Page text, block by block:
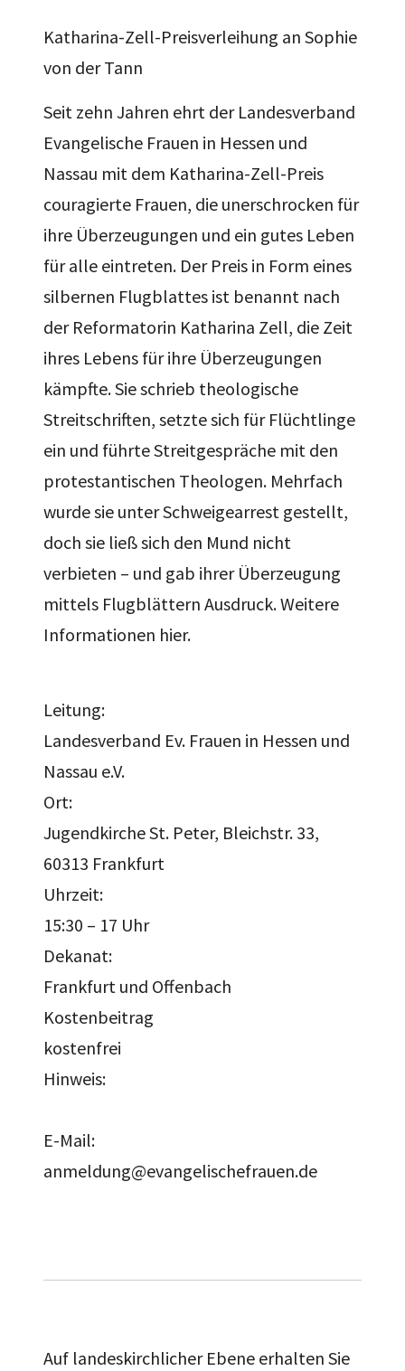
Katharina-Zell-Preisverleihung an Sophie
von der Tann
Seit zehn Jahren ehrt der Landesverband
Evangelische Frauen in Hessen und
Nassau mit dem Katharina-Zell-Preis
couragierte Frauen, die unerschrocken für
ihre Überzeugungen und ein gutes Leben
für alle eintreten. Der Preis in Form eines
silbernen Flugblattes ist benannt nach
der Reformatorin Katharina Zell, die Zeit
ihres Lebens für ihre Überzeugungen
kämpfte. Sie schrieb theologische
Streitschriften, setzte sich für Flüchtlinge
ein und führte Streitgespräche mit den
protestantischen Theologen. Mehrfach
wurde sie unter Schweigearrest gestellt,
doch sie ließ sich den Mund nicht
verbieten – und gab ihrer Überzeugung
mittels Flugblättern Ausdruck. Weitere
Informationen hier.
Leitung:
Landesverband Ev. Frauen in Hessen und
Nassau e.V.
Ort:
Jugendkirche St. Peter, Bleichstr. 33,
60313 Frankfurt
Uhrzeit:
15:30 – 17 Uhr
Dekanat:
Frankfurt und Offenbach
Kostenbeitrag
kostenfrei
Hinweis:
E-Mail:
anmeldung@evangelischefrauen.de
Auf landeskirchlicher Ebene erhalten Sie